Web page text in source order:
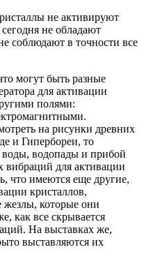
не активируют
не обладают
соблюдают в точности все
могут быть разные
для активации
полями:
на рисунки древних
и Гипербореи, то
водопады и прибой
вибраций для активации
что имеются еще другие,
кристаллов,
которые они
как все скрывается
На выставках же,
выставляются их